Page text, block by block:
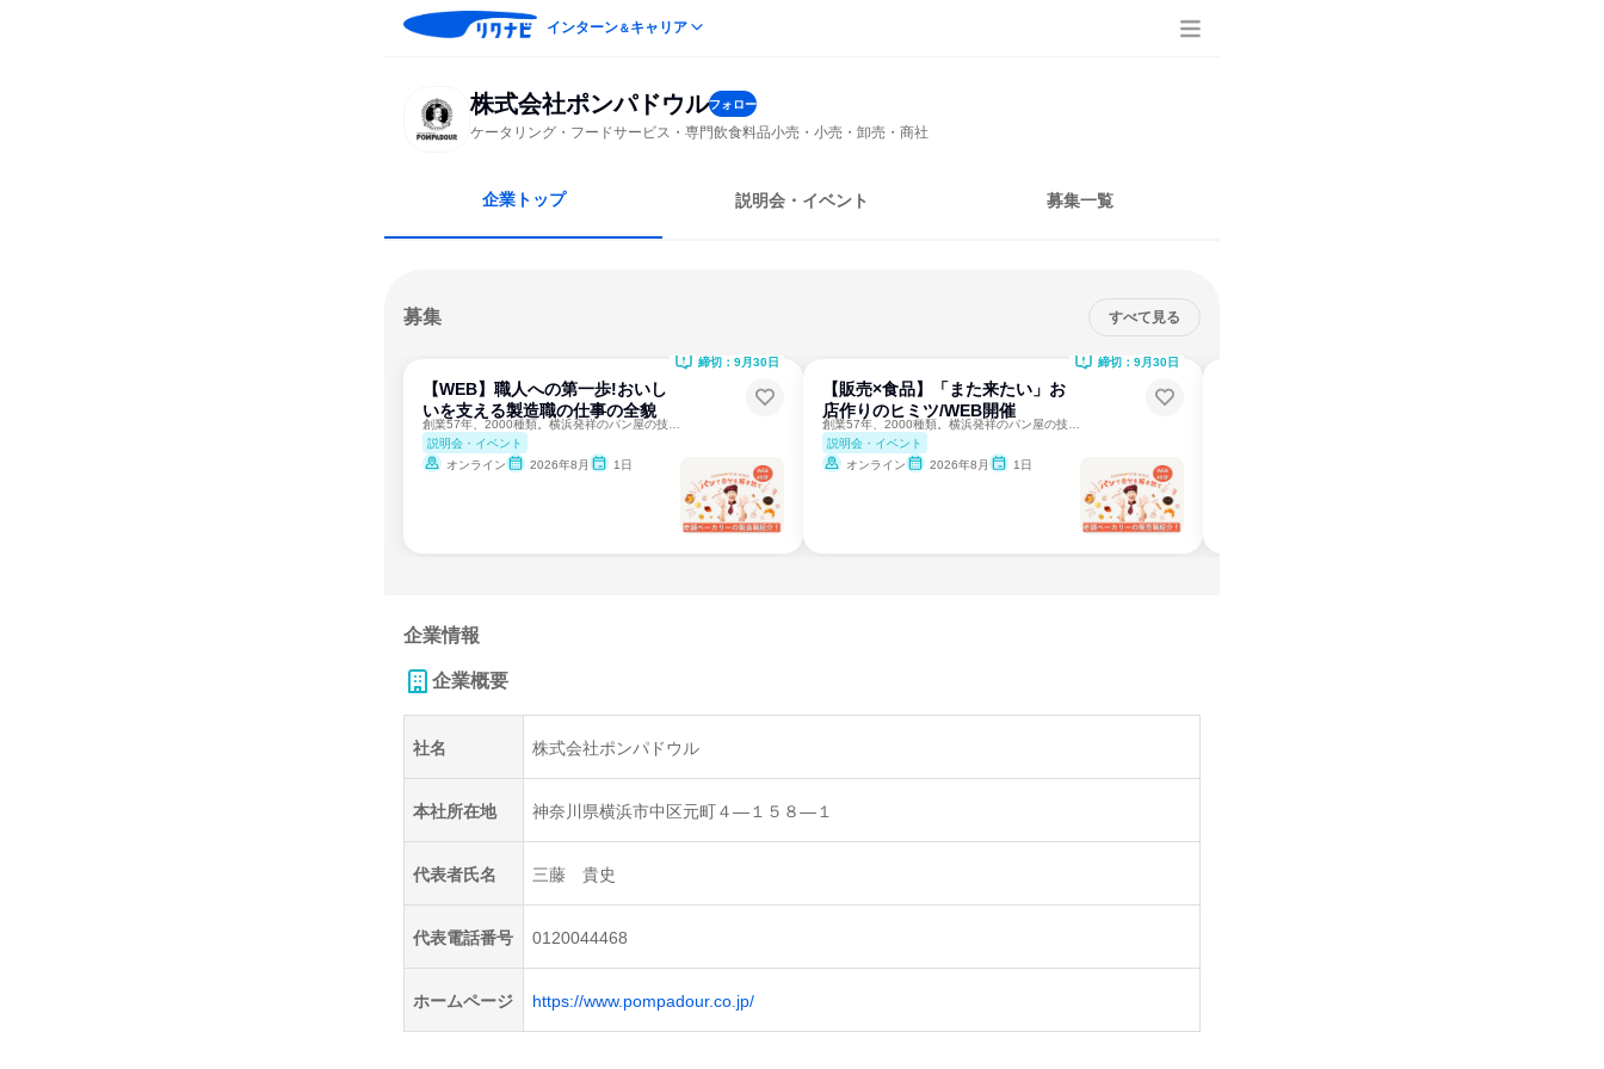
インターン＆キャリア
株式会社ポンパドウルフォロー
ケータリング・フードサービス・専門飲食料品小売・小売・卸売・商社
企業トップ 説明会・イベント 募集一覧
募集 すべて見る
【WEB】職人への第一歩!おいし
いを支える製造職の仕事の全貌
説明会・イベント
オンライン
2026年8月 1日
締切：9月30日
【販売×食品】「また来たい」お
店作りのヒミツ/WEB開催
説明会・イベント
オンライン
2026年8月 1日
締切：9月30日
企業情報
企業概要
社名 株式会社ポンパドウル
本社所在地 神奈川県横浜市中区元町４―１５８―１
代表者氏名 三藤 貴史
代表電話番号 0120044468
ホームページ https://www.pompadour.co.jp/